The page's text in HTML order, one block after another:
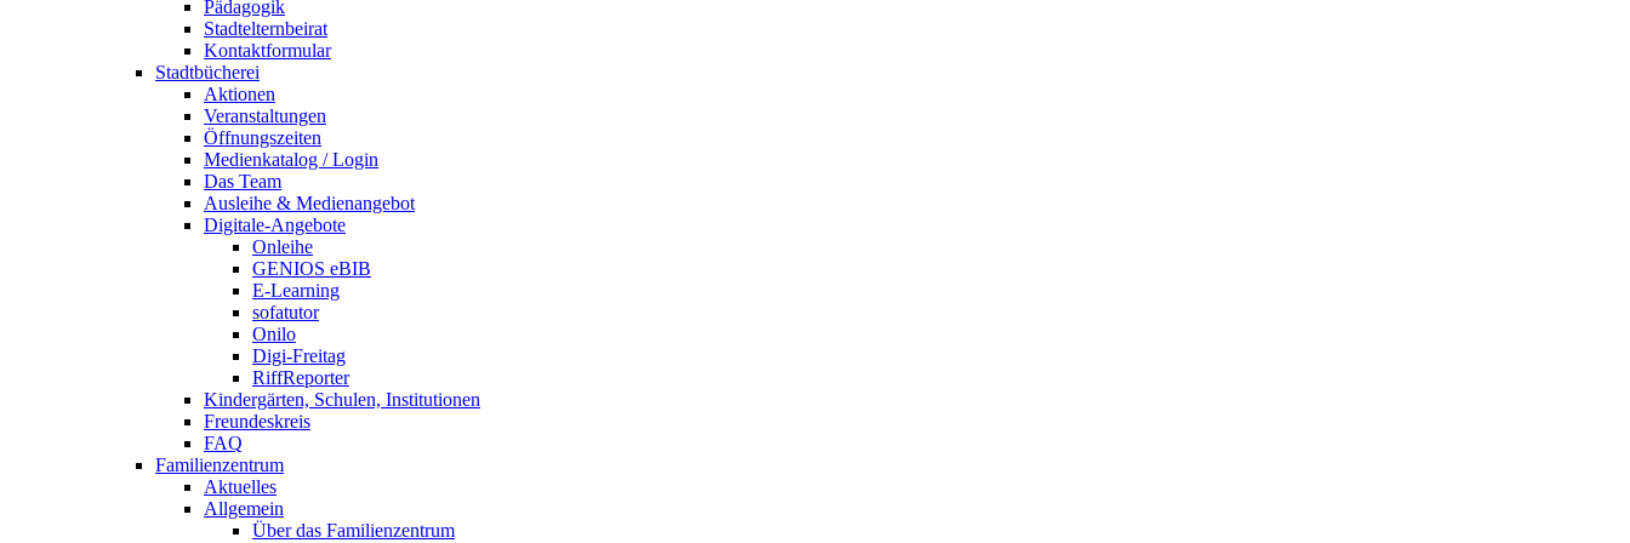
Pädagogik
Stadtelternbeirat
Kontaktformular
Stadtbücherei
Aktionen
Veranstaltungen
Öffnungszeiten
Medienkatalog / Login
Das Team
Ausleihe & Medienangebot
Digitale-Angebote
Onleihe
GENIOS eBIB
E-Learning
sofatutor
Onilo
Digi-Freitag
RiffReporter
Kindergärten, Schulen, Institutionen
Freundeskreis
FAQ
Familienzentrum
Aktuelles
Allgemein
Über das Familienzentrum